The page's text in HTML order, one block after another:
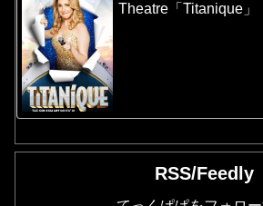
Theatre「Titanique」
RSS/Feedly